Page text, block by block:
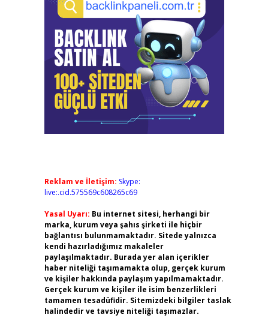
Reklam ve İletişim: Skype:
live:.cid.575569c608265c69
Yasal Uyarı: Bu internet sitesi, herhangi bir
marka, kurum veya şahıs şirketi ile hiçbir
bağlantısı bulunmamaktadır. Sitede yalnızca
kendi hazırladığımız makaleler
paylaşılmaktadır. Burada yer alan içerikler
haber niteliği taşımamakta olup, gerçek kurum
ve kişiler hakkında paylaşım yapılmamaktadır.
Gerçek kurum ve kişiler ile isim benzerlikleri
tamamen tesadüfidir. Sitemizdeki bilgiler taslak
halindedir ve tavsiye niteliği taşımazlar.